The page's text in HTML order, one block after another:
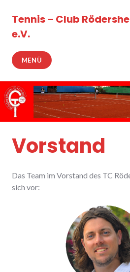
Inhalt
springen
Tennis – Club
e.V.
MENÜ
Vorstand
Das Team im Vorstand des TC
sich vor: